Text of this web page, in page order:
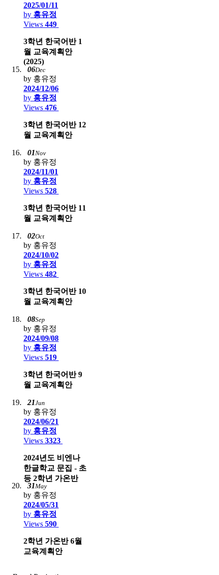
2025/01/11
by 홍유정
Views 449
3학년 한국어반 1
월 교육계획안
(2025)
06Dec
by 홍유정
2024/12/06
by 홍유정
Views 476
3학년 한국어반 12
월 교육계획안
01Nov
by 홍유정
2024/11/01
by 홍유정
Views 528
3학년 한국어반 11
월 교육계획안
02Oct
by 홍유정
2024/10/02
by 홍유정
Views 482
3학년 한국어반 10
월 교육계획안
08Sep
by 홍유정
2024/09/08
by 홍유정
Views 519
3학년 한국어반 9
월 교육계획안
21Jun
by 홍유정
2024/06/21
by 홍유정
Views 3323
2024년도 비엔나
한글학교 문집 - 초
등 2학년 가온반
31May
by 홍유정
2024/05/31
by 홍유정
Views 590
2학년 가온반 6월
교육계획안